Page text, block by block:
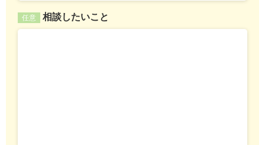
任意 相談したいこと